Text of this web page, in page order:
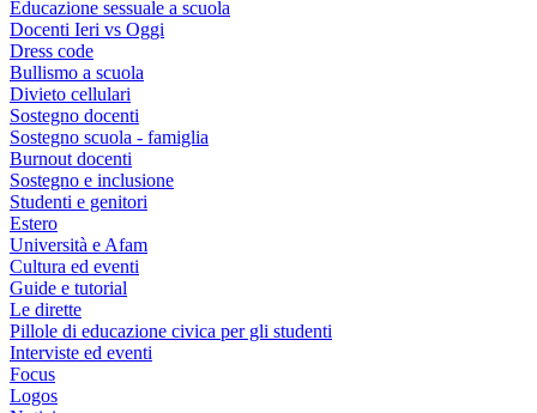
Educazione sessuale a scuola
Docenti Ieri vs Oggi
Dress code
Bullismo a scuola
Divieto cellulari
Sostegno docenti
Sostegno scuola - famiglia
Burnout docenti
Sostegno e inclusione
Studenti e genitori
Estero
Università e Afam
Cultura ed eventi
Guide e tutorial
Le dirette
Pillole di educazione civica per gli studenti
Interviste ed eventi
Focus
Logos